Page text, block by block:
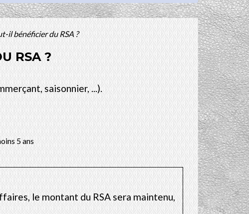
il bénéficier du RSA ?
RSA ?
saisonnier, ...).
5 ans
le montant du RSA sera maintenu,